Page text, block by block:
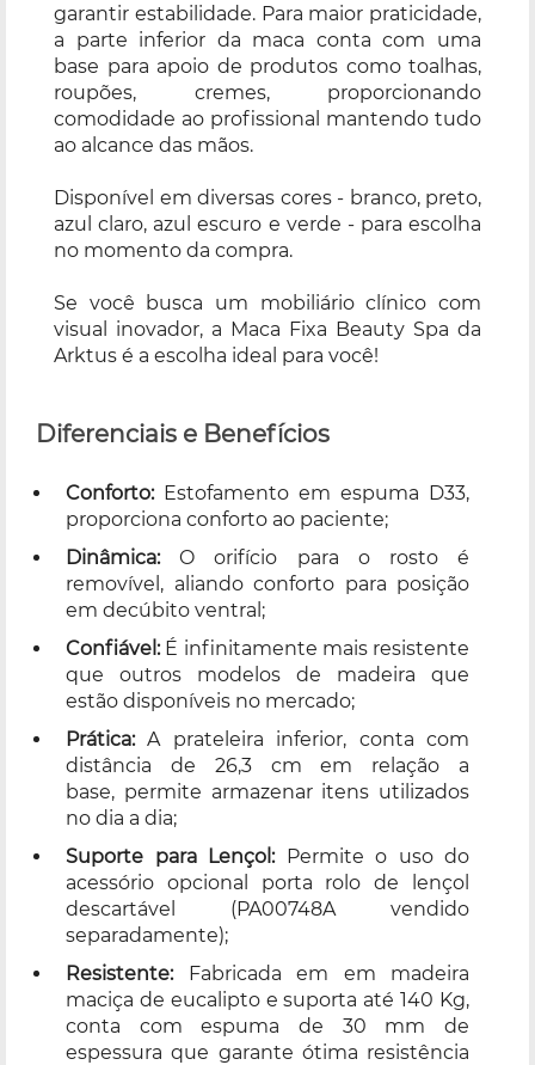
garantir estabilidade. Para maior praticidade,
a parte inferior da maca conta com uma
base para apoio de produtos como toalhas,
roupões, cremes, proporcionando
comodidade ao profissional mantendo tudo
ao alcance das mãos.
Disponível em diversas cores - branco, preto,
azul claro, azul escuro e verde - para escolha
no momento da compra.
Se você busca um mobiliário clínico com
visual inovador, a Maca Fixa Beauty Spa da
Arktus é a escolha ideal para você!
Diferenciais e Benefícios
Conforto:Estofamento em espuma D33,
proporciona conforto ao paciente;
Dinâmica:O orifício para o rosto é
removível, aliando conforto para posição
em decúbito ventral;
Confiável : É infinitamente mais resistente
que outros modelos de madeira que
estão disponíveis no mercado;
Prática: A prateleira inferior, conta com
distância de 26,3 cm em relação a
base, permite armazenar itens utilizados
no dia a dia;
Suporte para Lençol:Permite o uso do
acessório opcional porta rolo de lençol
descartável (PA00748A vendido
separadamente);
Resistente:Fabricada em em madeira
maciça de eucalipto e suporta até 140 Kg,
conta com espuma de 30 mm de
espessura que garante ótima resistência